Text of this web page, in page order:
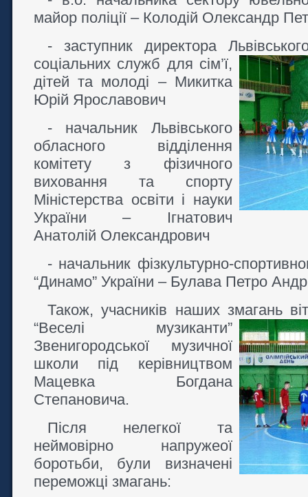
майор поліції – Колодій Олександр
- заступник директора
соціальних служб для сім’ї,
дітей та молоді – Микитка
Юрій Ярославович
- начальник Львівського
обласного відділення
комітету з фізичного
виховання та спорту
Міністерства освіти і науки
України – Ігнатович
Анатолій Олександрович
- начальник фізкультурно-
“Динамо” України – Булава Петро
Також, учасників наших змагань
“Веселі музиканти”
Звенигородської музичної
школи під керівництвом
Мацевка Богдана
Степановича.
Після нелегкої та
неймовірно напружеої
боротьби, були визначені
переможці змагань: